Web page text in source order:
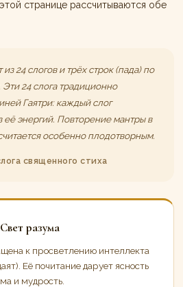
странице рассчитываются обе
24 слогов и трёх строк (пада) по
24 слога традиционно
Гаятри: каждый слог
её энергий. Повторение мантры в
особенно плодотворным.
священного стиха
Свет разума
к просветлению интеллекта
Её почитание дарует ясность
и мудрость.